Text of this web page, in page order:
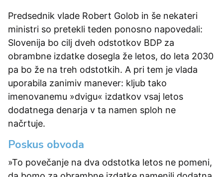
Predsednik vlade Robert Golob in še nekateri
ministri so pretekli teden ponosno napovedali:
Slovenija bo cilj dveh odstotkov BDP za
obrambne izdatke dosegla že letos, do leta 2030
pa bo že na treh odstotkih. A pri tem je vlada
uporabila zanimiv manever: kljub tako
imenovanemu »dvigu« izdatkov vsaj letos
dodatnega denarja v ta namen sploh ne
načrtuje.
Poskus obvoda
»To povečanje na dva odstotka letos ne pomeni,